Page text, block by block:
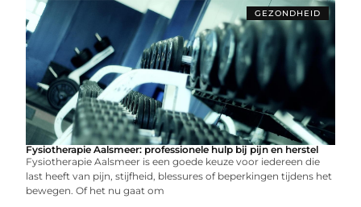
GEZONDHEID
Fysiotherapie Aalsmeer: professionele hulp bij pijn en herstel
Fysiotherapie Aalsmeer is een goede keuze voor iedereen die
last heeft van pijn, stijfheid, blessures of beperkingen tijdens het
bewegen. Of het nu gaat om